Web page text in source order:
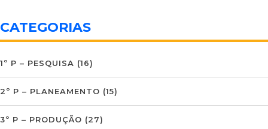
CATEGORIAS
1º P – PESQUISA (16)
2º P – PLANEAMENTO (15)
3º P – PRODUÇÃO (27)